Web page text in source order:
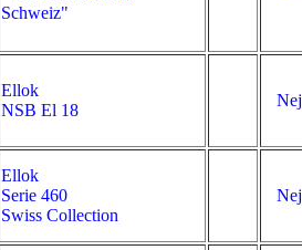
Schweiz"
Ellok
NSB El 18
Nej
Ellok
Serie 460
Swiss Collection
Nej